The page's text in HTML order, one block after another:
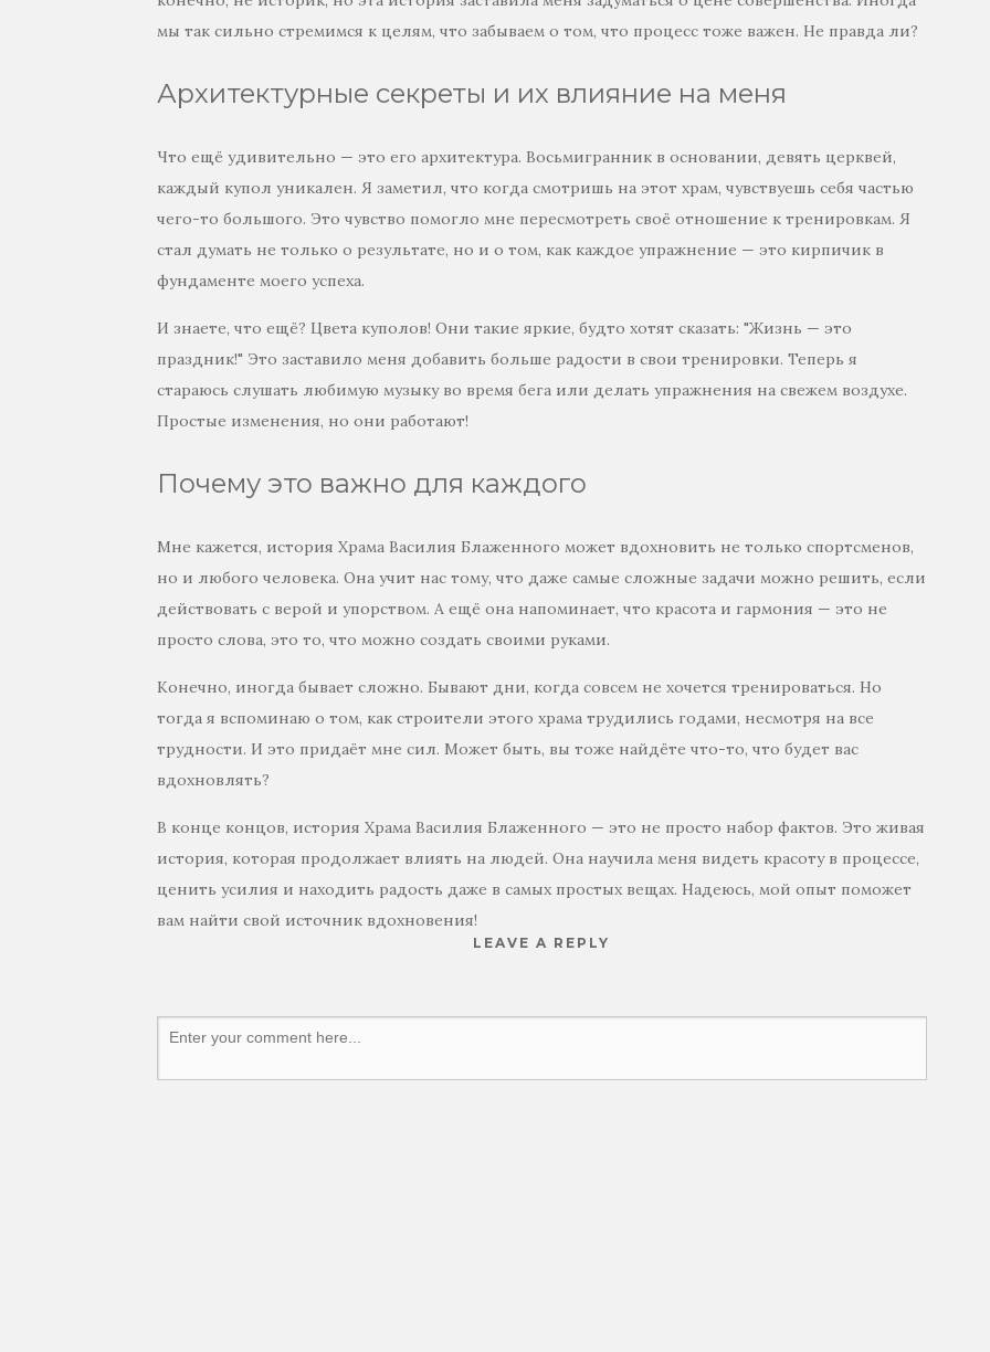
мы так сильно стремимся к целям, что забываем о том, что процесс тоже важен. Не правда ли?
Архитектурные секреты и их влияние на меня
Что ещё удивительно — это его архитектура. Восьмигранник в основании, девять церквей,
каждый купол уникален. Я заметил, что когда смотришь на этот храм, чувствуешь себя частью
чего-то большого. Это чувство помогло мне пересмотреть своё отношение к тренировкам. Я
стал думать не только о результате, но и о том, как каждое упражнение — это кирпичик в
фундаменте моего успеха.
И знаете, что ещё? Цвета куполов! Они такие яркие, будто хотят сказать: "Жизнь — это
праздник!" Это заставило меня добавить больше радости в свои тренировки. Теперь я
стараюсь слушать любимую музыку во время бега или делать упражнения на свежем воздухе.
Простые изменения, но они работают!
Почему это важно для каждого
Мне кажется, история Храма Василия Блаженного может вдохновить не только спортсменов,
но и любого человека. Она учит нас тому, что даже самые сложные задачи можно решить, если
действовать с верой и упорством. А ещё она напоминает, что красота и гармония — это не
просто слова, это то, что можно создать своими руками.
Конечно, иногда бывает сложно. Бывают дни, когда совсем не хочется тренироваться. Но
тогда я вспоминаю о том, как строители этого храма трудились годами, несмотря на все
трудности. И это придаёт мне сил. Может быть, вы тоже найдёте что-то, что будет вас
вдохновлять?
В конце концов, история Храма Василия Блаженного — это не просто набор фактов. Это живая
история, которая продолжает влиять на людей. Она научила меня видеть красоту в процессе,
ценить усилия и находить радость даже в самых простых вещах. Надеюсь, мой опыт поможет
вам найти свой источник вдохновения!
LEAVE A REPLY